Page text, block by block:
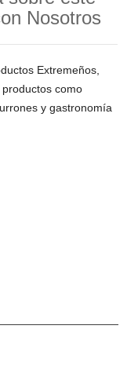
Nosotros
Extremeños,
como
y gastronomía